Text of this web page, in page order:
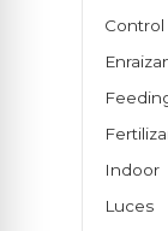
Indoor
Luces